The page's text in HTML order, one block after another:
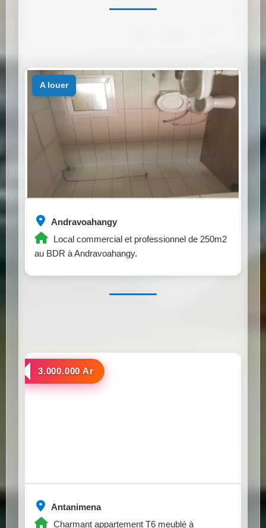
Andravoahangy
Local commercial et professionnel de 250m2
au BDR à Andravoahangy.
a louer
Antanimena
Charmant appartement T6 meublé à
a louer
3.000.000 Ar